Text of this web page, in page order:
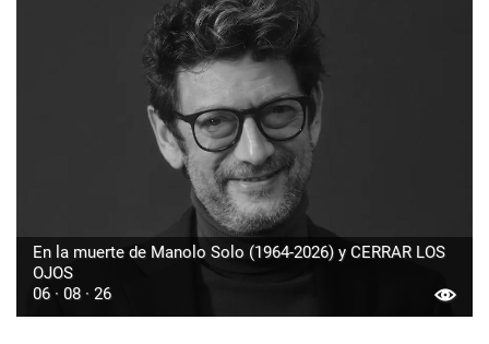
En la muerte de Manolo Solo (1964-2026) y CERRAR LOS
OJOS
06 · 08 · 26